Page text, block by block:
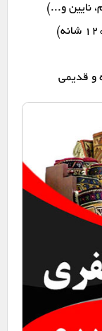
نایین و...)
و قدیمی